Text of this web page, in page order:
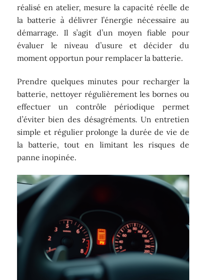
réalisé en atelier, mesure la capacité réelle de
la batterie à délivrer l’énergie nécessaire au
démarrage. Il s’agit d’un moyen fiable pour
évaluer le niveau d’usure et décider du
moment opportun pour remplacer la batterie.
Prendre quelques minutes pour recharger la
batterie, nettoyer régulièrement les bornes ou
effectuer un contrôle périodique permet
d’éviter bien des désagréments. Un entretien
simple et régulier prolonge la durée de vie de
la batterie, tout en limitant les risques de
panne inopinée.